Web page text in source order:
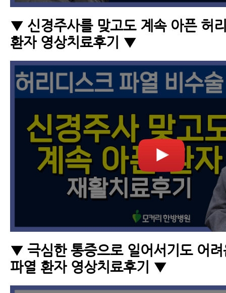
▼ 신경주사를 맞고도 계속 아픈 허
환자 영상치료후기 ▼
▼ 극심한 통증으로 일어서기도 어
파열 환자 영상치료후기 ▼